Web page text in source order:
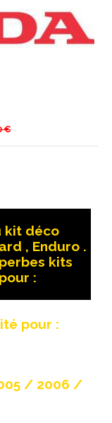
€
kit déco
, Enduro .
kits
:
pour :
/ 2006 /